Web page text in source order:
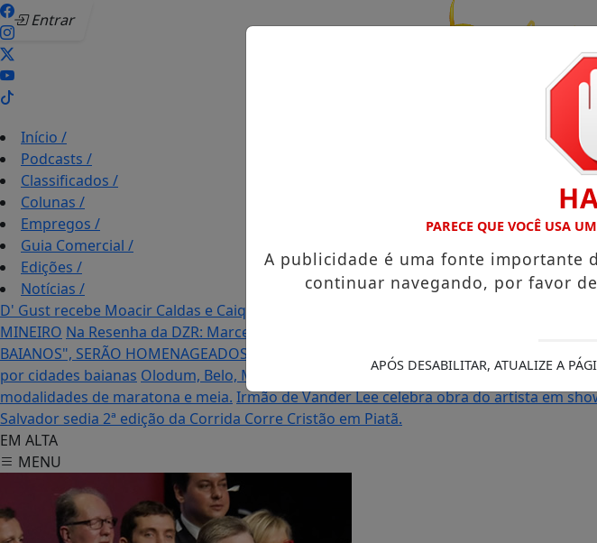
Entrar
Início /
Podcasts /
Classificados /
Colunas /
Empregos /
Guia Comercial /
Edições /
Notícias /
D' Gust recebe Moacir Caldas e Caique Pimenta com o melhor do Axé das Antigas neste
MINEIRO Na Resenha da DZR: Marcele Desirée entrevista fãs durante o show de Ritchie
BAIANOS", SERÃO HOMENAGEADOS NO PRÓXIMO DIA 14 DE AGOSTO DE 2026
por cidades baianas Olodum, Belo, Mumuzinho e Timbalada reforçam programação
modalidades de maratona e meia. Irmão de Vander Lee celebra obra do artista em
Salvador sedia 2ª edição da Corrida Corre Cristão em Piatã.
EM ALTA
MENU
PARECE QUE VOCÊ USA
A publicidade é uma fonte importante
continuar navegando, por favor
APÓS DESABILITAR, ATUALIZE A